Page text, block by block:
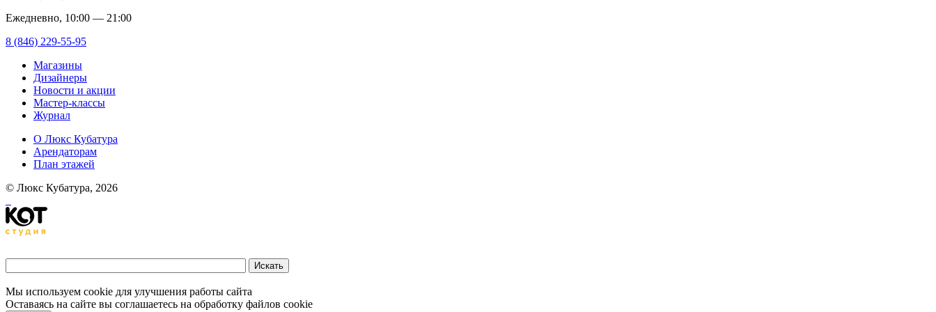
Ежедневно, 10:00 — 21:00
8 (846) 229-55-95
Магазины
Дизайнеры
Новости и акции
Мастер-классы
Журнал
О Люкс Кубатура
Арендаторам
План этажей
© Люкс Кубатура, 2026
Мы используем cookie для улучшения работы сайта
Оставаясь на сайте вы соглашаетесь на обработку файлов cookie